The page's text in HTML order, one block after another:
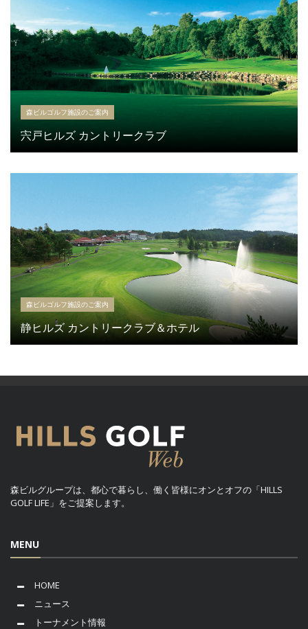
森ビルゴルフ施設のご案内
宍戸ヒルズ カントリークラブ
森ビルゴルフ施設のご案内
静ヒルズ カントリークラブ＆ホテル
森ビルグループは、都心で暮らし、働く皆様にオンとオフの「HILLS
GOLF LIFE」をご提案します。
MENU
HOME
ニュース
トーナメント情報